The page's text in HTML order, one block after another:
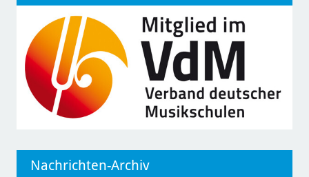
Nachrichten-Archiv